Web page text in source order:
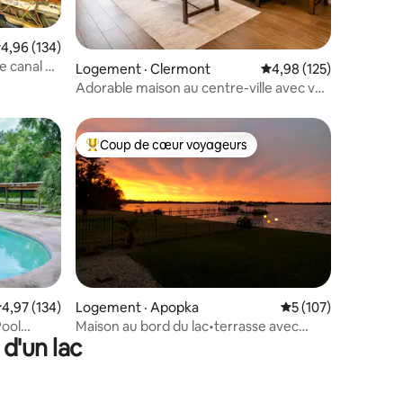
moyenne de 4,96 sur 5, 134 commentaires
4,96 (134)
canal +
Logement · Clermont Note moyenne de
4,98 (125)
Adorable maison au centre-ville avec vue
plus aimés
moyenne de 4,97 sur 5, 134 commentaires
4,97 (134)
Coup de cœur voyageurs parmi les plus aimés
Coup de cœur voyageurs
Logement · Apopka Note moyenne de
5 (107)
Maison au bord du lac•terrasse avec
moustiquaire, quai•Séjours de longue
durée acceptés
lac